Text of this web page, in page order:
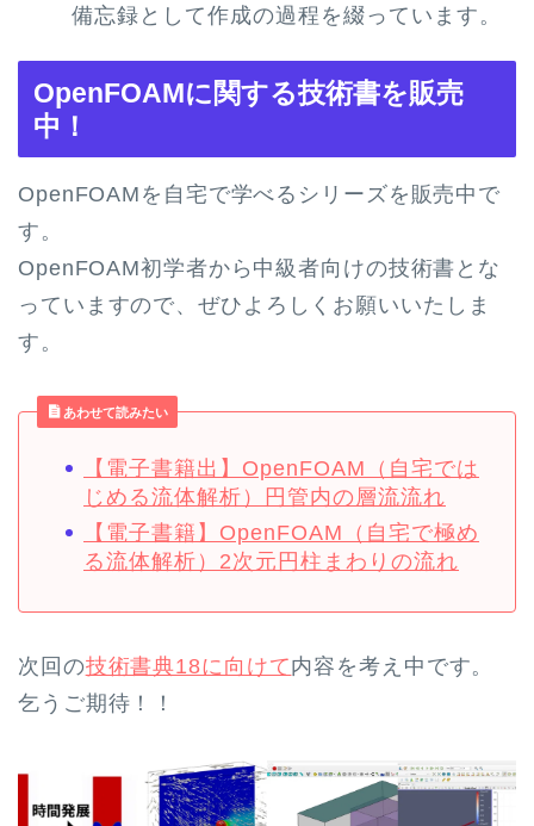
備忘録として作成の過程を綴っています。
OpenFOAMに関する技術書を販売
中！
OpenFOAMを自宅で学べるシリーズを販売中で
す。
OpenFOAM初学者から中級者向けの技術書とな
っていますので、ぜひよろしくお願いいたしま
す。
あわせて読みたい
【電子書籍出】OpenFOAM（自宅では
じめる流体解析）円管内の層流流れ
【電子書籍】OpenFOAM（自宅で極め
る流体解析）2次元円柱まわりの流れ
次回の技術書典18に向けて内容を考え中です。
乞うご期待！！